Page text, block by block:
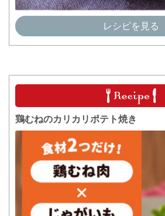
レシピを見る
鶏むねのカリカリポテト焼き